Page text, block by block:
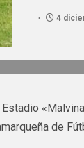
4
de